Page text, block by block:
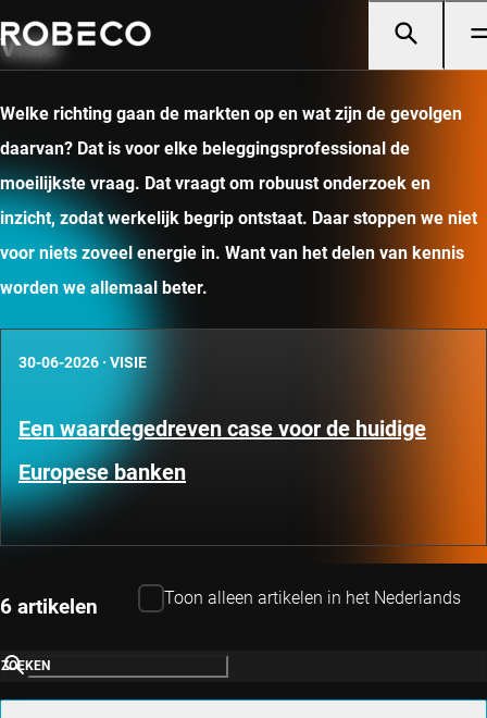
Visie
Welke richting gaan de markten op en wat zijn de gevolgen
daarvan? Dat is voor elke beleggingsprofessional de
moeilijkste vraag. Dat vraagt om robuust onderzoek en
inzicht, zodat werkelijk begrip ontstaat. Daar stoppen we niet
voor niets zoveel energie in. Want van het delen van kennis
worden we allemaal beter.
30-06-2026 · VISIE
Een waardegedreven case voor de huidige
Europese banken
6 artikelen Toon alleen artikelen in het Nederlands
ZOEKEN